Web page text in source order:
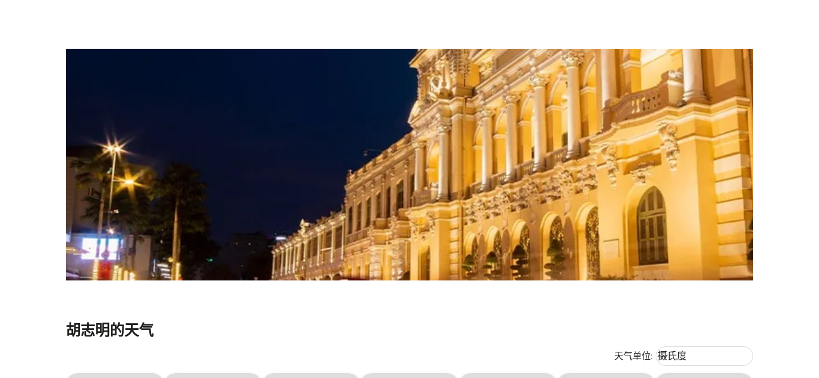
胡志明的天气
天气单位: Weather unit option 摄氏度
摄氏度
keyboard_arrow_down